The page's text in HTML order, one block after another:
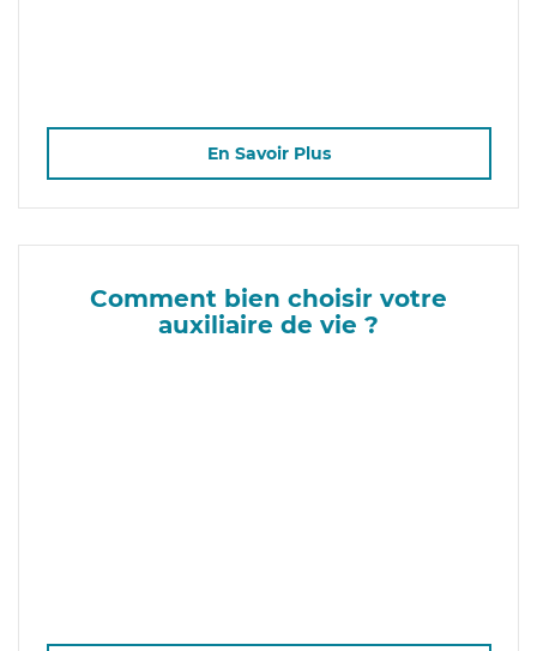
En Savoir Plus
Comment bien choisir votre
auxiliaire de vie ?